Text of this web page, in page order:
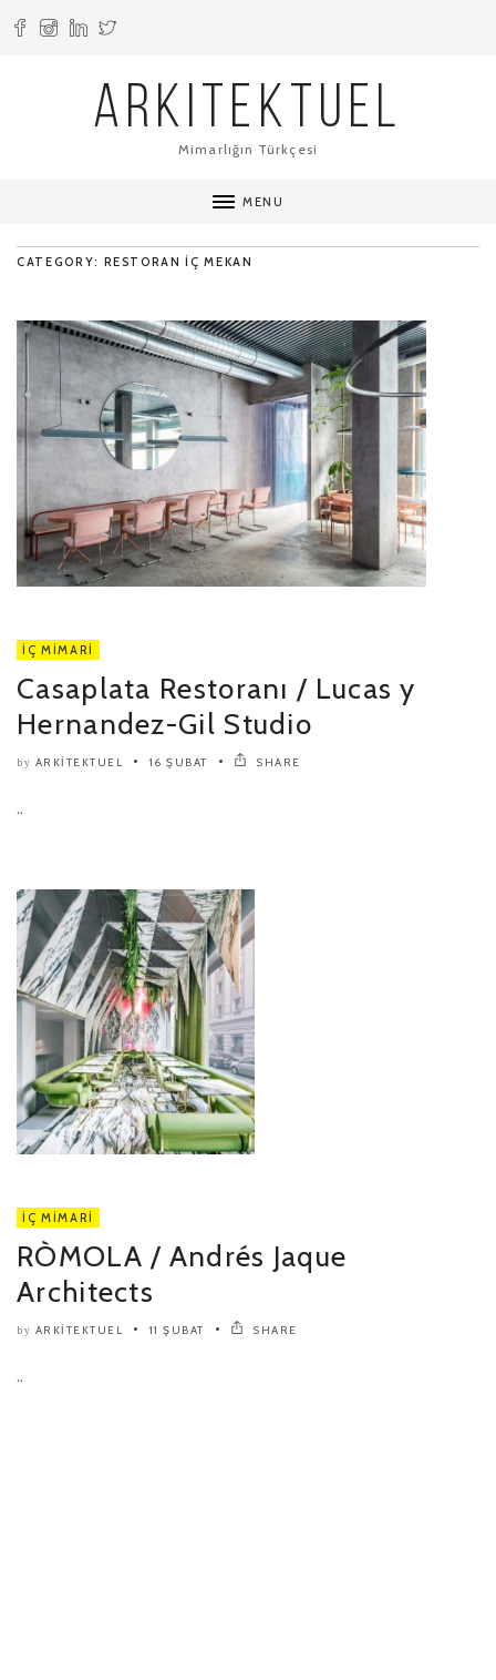
ARKITEKTUEL
Mimarlığın Türkçesi
MENU
CATEGORY: RESTORAN IÇ MEKAN
İÇ MIMARI
Casaplata Restoranı / Lucas y
Hernandez-Gil Studio
by ARKITEKTUEL 16 ŞUBAT SHARE
..
İÇ MIMARI
RÒMOLA / Andrés Jaque
Architects
by ARKITEKTUEL 11 ŞUBAT SHARE
..